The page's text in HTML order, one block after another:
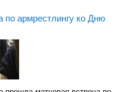
по армрестлингу ко Дню